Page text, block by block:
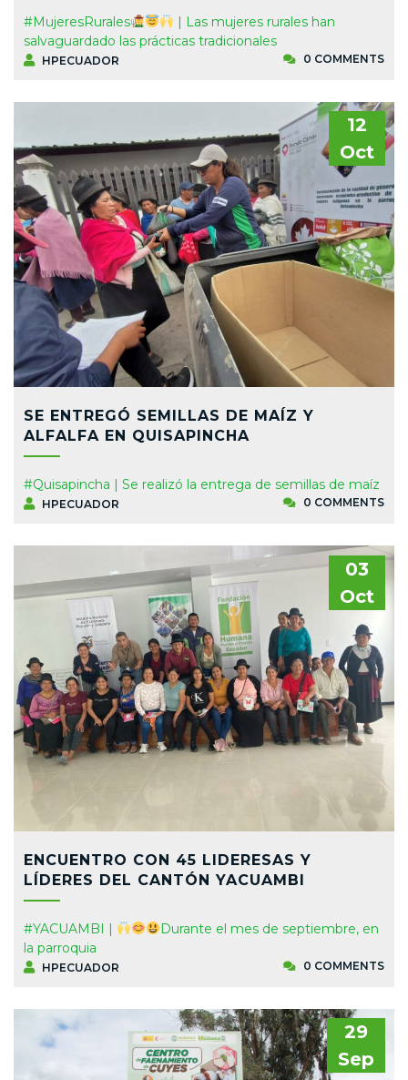
#MujeresRurales
| Las mujeres rurales han
salvaguardado las prácticas tradicionales
HPECUADOR 0 COMMENTS
12
Oct
SE ENTREGÓ SEMILLAS DE MAÍZ Y
ALFALFA EN QUISAPINCHA
#Quisapincha | Se realizó la entrega de semillas de maíz
HPECUADOR 0 COMMENTS
03
Oct
ENCUENTRO CON 45 LIDERESAS Y
LÍDERES DEL CANTÓN YACUAMBI
#YACUAMBI |
Durante el mes de septiembre, en
la parroquia
HPECUADOR 0 COMMENTS
29
Sep